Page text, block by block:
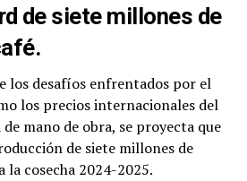
de siete millones de
los desafíos enfrentados por el
los precios internacionales del
mano de obra, se proyecta que
de siete millones de
la cosecha 2024-2025.